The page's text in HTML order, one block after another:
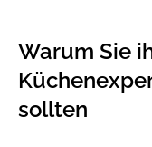
Warum Sie
sollten